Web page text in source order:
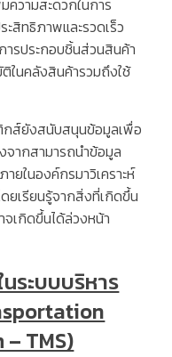
ความสะดวกในการ
สิทธิภาพและรวดเร็ว
ารประกอบชิ้นส่วนสินค้า
ในคลังสินค้ารวมถึงใช้
ส์ยังสนับสนุนข้อมูลเพื่อ
ากสามารถนำข้อมูล
ยในองค์กรมาวิเคราะห์
ยเรียนรู้จากสิ่งที่เกิดขึ้น
เกิดขึ้นได้ล่วงหน้า
ระบบบริหาร
TMS)